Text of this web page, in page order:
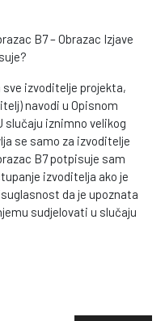
B7 – Obrazac Izjave
izvoditelje projekta,
navodi u Opisnom
slučaju iznimno velikog
se samo za izvoditelje
B7 potpisuje sam
izvoditelja ako je
da je upoznata
sudjelovati u slučaju